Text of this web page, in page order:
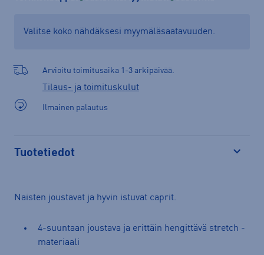
Valitse koko nähdäksesi myymäläsaatavuuden.
Arvioitu toimitusaika 1-3 arkipäivää.
Tilaus- ja toimituskulut
Ilmainen palautus
Tuotetiedot
Naisten joustavat ja hyvin istuvat caprit.
4-suuntaan joustava ja erittäin hengittävä stretch -
materiaali